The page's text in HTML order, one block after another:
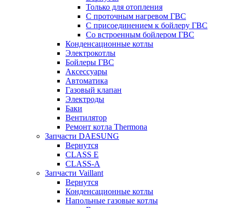
Только для отопления
С проточным нагревом ГВС
С присоединением к бойлеру ГВС
Со встроенным бойлером ГВС
Конденсационные котлы
Электрокотлы
Бойлеры ГВС
Аксессуары
Автоматика
Газовый клапан
Электроды
Баки
Вентилятор
Ремонт котла Thermona
Запчасти DAESUNG
Вернутся
CLASS E
CLASS-A
Запчасти Vaillant
Вернутся
Конденсационные котлы
Напольные газовые котлы